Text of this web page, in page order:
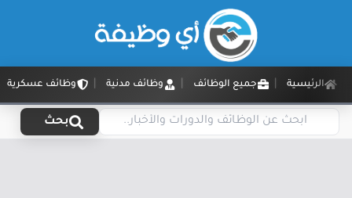
الرئيسية جميع الوظائف وظائف مدنية وظائف عسكرية
بحث